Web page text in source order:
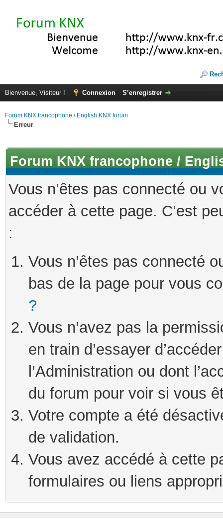
Bienvenue, Visiteur ! Connexion S’enregistrer
Forum KNX francophone / English KNX forum
Erreur
Forum KNX francophone /
Vous n’êtes pas connecté ou
accéder à cette page. C’est
:
Vous n’êtes pas connecté
bas de la page pour vous
?
Vous n’avez pas la
en train d’essayer
l’Administration ou dont
du forum pour voir si vous
Votre compte a été
de validation.
Vous avez accédé à cette
formulaires ou liens